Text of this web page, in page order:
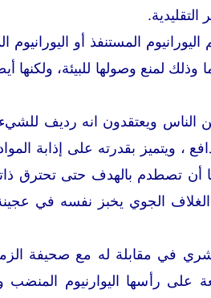
المستنفذ أو
لمنع وصولها للبيئة، ولكنها
الناس ويعتقدون انه رديف
، ويتميز بقدرته على إذابة
تصطدم بالهدف حتى تحترق
الجوي يخبز نفسه في عجينة
رأسها اليوارنيوم المنضب